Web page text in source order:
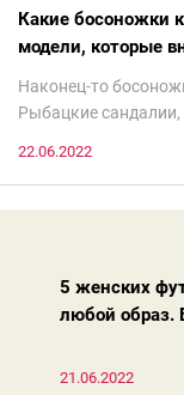
Какие босоножки
модели, которые
Наконец-то
Рыбацкие
модно, совсем не
Достаточно лишь
22.06.2022
5 женских
любой образ.
21.06.2022